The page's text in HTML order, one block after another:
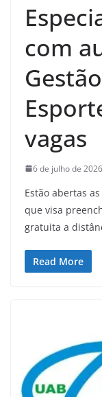
com
vagas
6 de julho de 2026
Estão abertas
que visa
gratuita a
Read More